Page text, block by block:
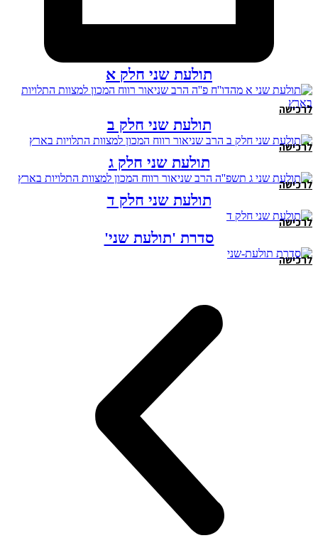
תולעת שני חלק א
לרכישה
תולעת שני חלק ב
לרכישה
תולעת שני חלק ג
לרכישה
תולעת שני חלק ד
לרכישה
סדרת 'תולעת שני'
לרכישה